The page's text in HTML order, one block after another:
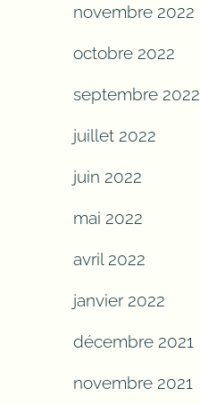
novembre 2022
octobre 2022
septembre 2022
juillet 2022
juin 2022
mai 2022
avril 2022
janvier 2022
décembre 2021
novembre 2021